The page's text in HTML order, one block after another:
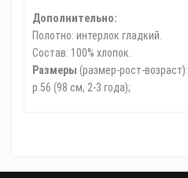
Дополнительно:
Полотно: интерлок гладкий.
Состав: 100% хлопок.
Размеры (размер-рост-возраст):
р.56 (98 см, 2-3 года);